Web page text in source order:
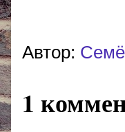
Автор:
1